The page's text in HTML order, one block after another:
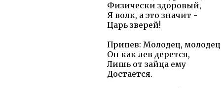
Физически здоровый,
Я волк, а это значит -
Царь зверей!
Припев: Молодец,
Он как лев дерется,
Лишь от зайца ему
Достается.